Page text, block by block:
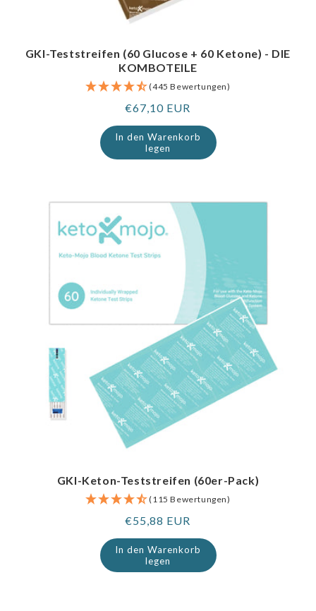
GKI-Teststreifen (60 Glucose + 60 Ketone) - DIE
KOMBOTEILE
(445 Bewertungen)
Regulärer
Preis
€67,10 EUR
In den Warenkorb
legen
GKI-Keton-Teststreifen (60er-Pack)
(115 Bewertungen)
Regulärer
Preis
€55,88 EUR
In den Warenkorb
legen